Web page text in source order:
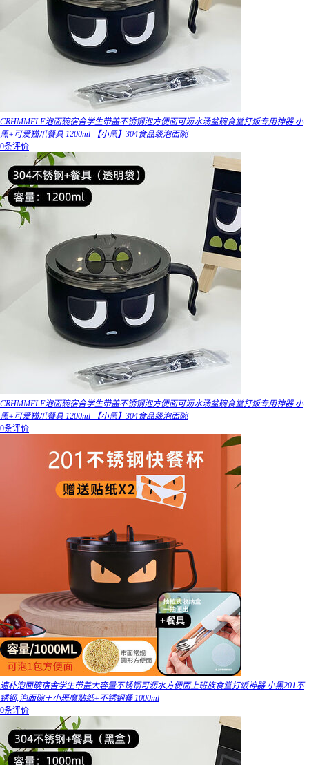
CRHMMFLF泡面碗宿舍学生带盖不锈钢泡方便面可沥水汤盆碗食堂打饭专用神器 小
黑+可爱猫爪餐具 1200ml 【小黑】304食品级泡面碗
0条评价
CRHMMFLF泡面碗宿舍学生带盖不锈钢泡方便面可沥水汤盆碗食堂打饭专用神器 小
黑+可爱猫爪餐具 1200ml 【小黑】304食品级泡面碗
0条评价
速朴泡面碗宿舍学生带盖大容量不锈钢可沥水方便面上班族食堂打饭神器 小黑201不
锈钢;泡面碗＋小恶魔贴纸+不锈钢餐 1000ml
0条评价